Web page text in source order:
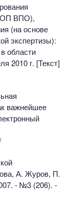
ВПО),
(на основе
экспертизы):
области
2010 г. [Текст]
важнейшее
А. Журов, П.
- №3 (206). -